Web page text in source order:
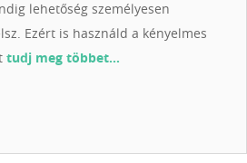
való nekik az angol agár
chippel, törzskönyvvel, számlával és
A tőlünk elkerült kölykökre nem
Sikereikre ugyanannyira büszkék
lehetőség személyesen
Ezért is használd a kényelmes
tudj meg többet…